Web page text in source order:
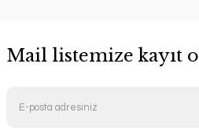
Mail listemize kayıt